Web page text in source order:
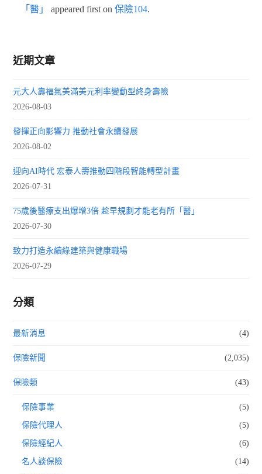
「醫」
appeared first on 保險104.
近期文章
元大人壽福氣美滿美元利率變動型終身壽險
2026-08-03
發揮正向影響力 推動社會永續發展
2026-08-02
迎向AI時代 宏泰人壽推動四階段智能轉型計畫
2026-07-31
75歲後醫療支出爆增3倍 趁早規劃才能老有所「醫」
2026-07-30
致力打造永續綠建築與健康職場
2026-07-29
分類
最新消息 (4)
保險新聞 (2,035)
保險類 (43)
保險事業 (5)
保險代理人 (5)
保險經紀人 (6)
名人談保險 (14)